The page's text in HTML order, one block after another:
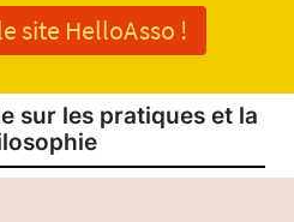
site HelloAsso !
sur les pratiques et la